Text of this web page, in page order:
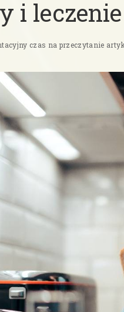
i leczenie
czas na przeczytanie